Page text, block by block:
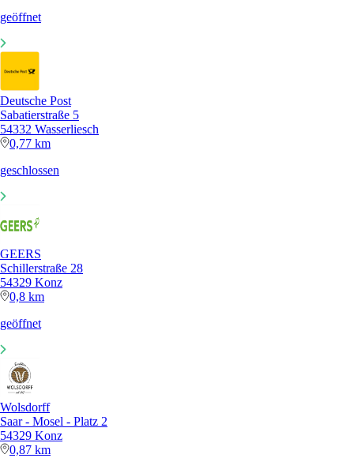
geöffnet
Deutsche Post
Sabatierstraße 5
54332 Wasserliesch
0,77 km
geschlossen
GEERS
Schillerstraße 28
54329 Konz
0,8 km
geöffnet
Wolsdorff
Saar - Mosel - Platz 2
54329 Konz
0,87 km